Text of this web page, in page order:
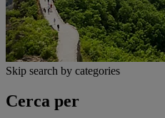
Skip search by categories
Cerca per